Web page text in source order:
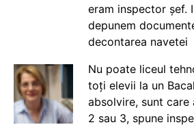
eram inspector șef.
depunem
decontarea navetei
Nu poate liceul
toți elevii la un
absolvire, sunt care
2 sau 3, spune